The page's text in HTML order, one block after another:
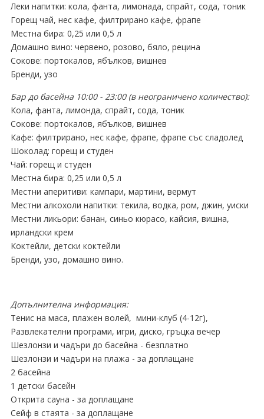
Леки напитки: кола, фанта, лимонада, спрайт, сода, тоник
Горещ чай, нес кафе, филтрирано кафе, фрапе
Местна бира: 0,25 или 0,5 л
Домашно вино: червено, розово, бяло, рецина
Сокове: портокалов, ябълков, вишнев
Бренди, узо
Бар до басейна 10:00 - 23:00 (в неограничено количество):
Кола, фанта, лимонда, спрайт, сода, тоник
Сокове: портокалов, ябълков, вишнев
Кафе: филтрирано, нес кафе, фрапе, фрапе със сладолед
Шоколад: горещ и студен
Чай: горещ и студен
Местна бира: 0,25 или 0,5 л
Местни аперитиви: кампари, мартини, вермут
Местни алкохоли напитки: текила, водка, ром, джин, уиски
Местни ликьори: банан, синьо кюрасо, кайсия, вишна,
ирландски крем
Коктейли, детски коктейли
Бренди, узо, домашно вино.
Допълнителна информация:
Тенис на маса, плажен волей, мини-клуб (4-12г),
Развлекателни програми, игри, диско, гръцка вечер
Шезлонзи и чадъри до басейна - безплатно
Шезлонзи и чадъри на плажа - за доплащане
2 басейна
1 детски басейн
Открита сауна - за доплащане
Сейф в стаята - за доплащане